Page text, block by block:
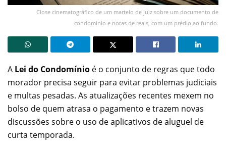
Close cinematográfico de um martelo de juiz sobre um documento de
condomínio e notas de reais, com um prédio ao fundo.
A Lei do Condomínio é o conjunto de regras que todo
morador precisa seguir para evitar problemas judiciais
e multas pesadas. As atualizações recentes mexem no
bolso de quem atrasa o pagamento e trazem novas
discussões sobre o uso de aplicativos de aluguel de
curta temporada.